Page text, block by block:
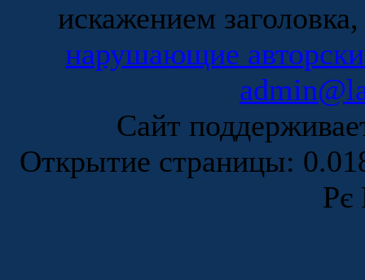
искажением
нарушающие
Сайт
Открытие страницы:
Рє